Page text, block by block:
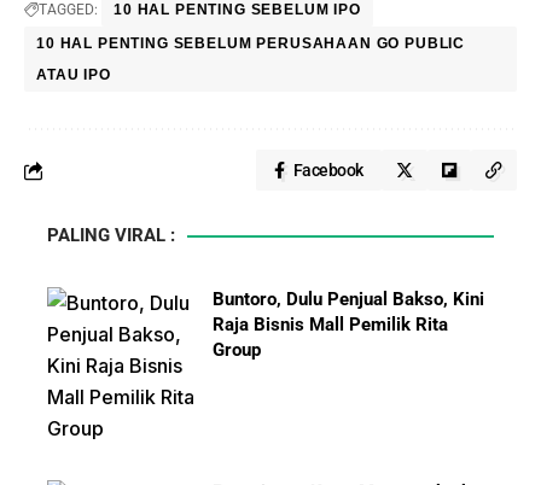
TAGGED:
10 HAL PENTING SEBELUM IPO
10 HAL PENTING SEBELUM PERUSAHAAN GO PUBLIC
ATAU IPO
Facebook
PALING VIRAL :
Buntoro, Dulu Penjual Bakso, Kini
Raja Bisnis Mall Pemilik Rita
Group